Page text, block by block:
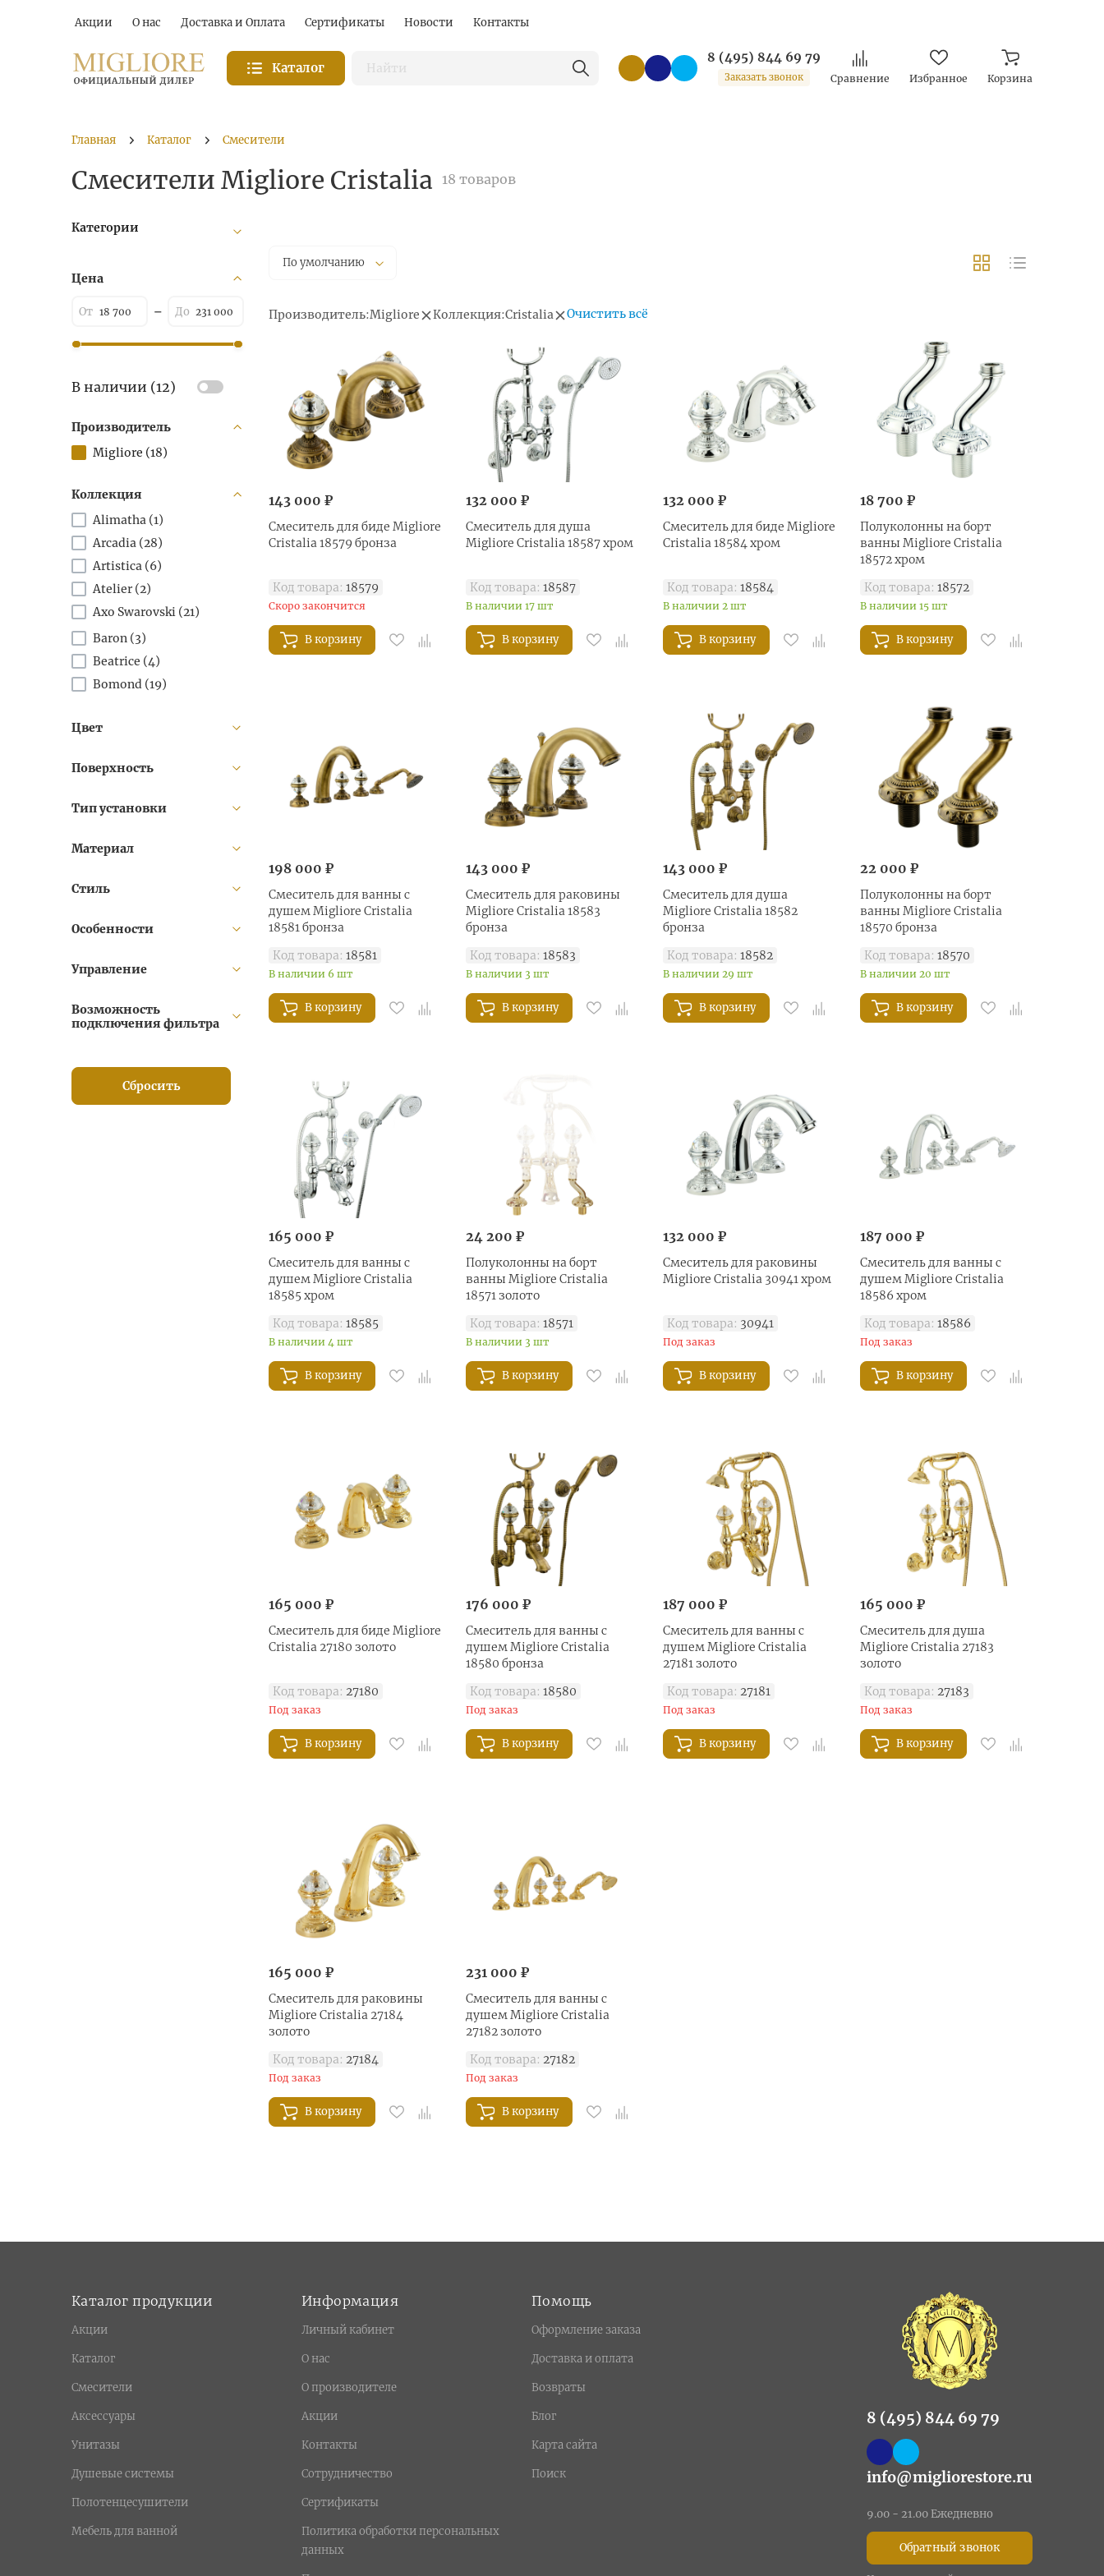
Акции О нас Доставка и Оплата Сертификаты Новости Контакты
Каталог
8 (495) 844 69 79
Заказать звонок Сравнение Избранное Корзина
Главная Каталог Смесители
Смесители Migliore Cristalia 18 товаров
По умолчанию
Производитель:Migliore Коллекция:Cristalia Очистить всё
143 000 ₽
Смеситель для биде Migliore
Cristalia 18579 бронза
Код товара: 18579
Скоро закончится
В корзину
132 000 ₽
Смеситель для душа
Migliore Cristalia 18587 хром
Код товара: 18587
В наличии 17 шт
В корзину
132 000 ₽
Смеситель для биде Migliore
Cristalia 18584 хром
Код товара: 18584
В наличии 2 шт
В корзину
18 700 ₽
Полуколонны на борт
ванны Migliore Cristalia
18572 хром
Код товара: 18572
В наличии 15 шт
В корзину
198 000 ₽
Смеситель для ванны с
душем Migliore Cristalia
18581 бронза
Код товара: 18581
В наличии 6 шт
В корзину
143 000 ₽
Смеситель для раковины
Migliore Cristalia 18583
бронза
Код товара: 18583
В наличии 3 шт
В корзину
143 000 ₽
Смеситель для душа
Migliore Cristalia 18582
бронза
Код товара: 18582
В наличии 29 шт
В корзину
22 000 ₽
Полуколонны на борт
ванны Migliore Cristalia
18570 бронза
Код товара: 18570
В наличии 20 шт
В корзину
165 000 ₽
Смеситель для ванны с
душем Migliore Cristalia
18585 хром
Код товара: 18585
В наличии 4 шт
В корзину
24 200 ₽
Полуколонны на борт
ванны Migliore Cristalia
18571 золото
Код товара: 18571
В наличии 3 шт
В корзину
132 000 ₽
Смеситель для раковины
Migliore Cristalia 30941 хром
Код товара: 30941
Под заказ
В корзину
187 000 ₽
Смеситель для ванны с
душем Migliore Cristalia
18586 хром
Код товара: 18586
Под заказ
В корзину
165 000 ₽
Смеситель для биде Migliore
Cristalia 27180 золото
Код товара: 27180
Под заказ
В корзину
176 000 ₽
Смеситель для ванны с
душем Migliore Cristalia
18580 бронза
Код товара: 18580
Под заказ
В корзину
187 000 ₽
Смеситель для ванны с
душем Migliore Cristalia
27181 золото
Код товара: 27181
Под заказ
В корзину
165 000 ₽
Смеситель для душа
Migliore Cristalia 27183
золото
Код товара: 27183
Под заказ
В корзину
165 000 ₽
Смеситель для раковины
Migliore Cristalia 27184
золото
Код товара: 27184
Под заказ
В корзину
231 000 ₽
Смеситель для ванны с
душем Migliore Cristalia
27182 золото
Код товара: 27182
Под заказ
В корзину
Категории
Цена
В наличии (12)
Производитель
Migliore (18)
Коллекция
Alimatha (1)
Arcadia (28)
Artistica (6)
Atelier (2)
Axo Swarovski (21)
Baron (3)
Beatrice (4)
Bomond (19)
Cristalia (
Ermitage (
Grazia (
King (
Korona Swarovski (
Laguna (8)
Lem (21)
25
Цвет
Поверхность
Тип установки
Материал
Стиль
Особенности
Управление
Возможность
подключения фильтра
Сбросить
Каталог продукции
Акции
Каталог
Смесители
Аксессуары
Унитазы
Душевые системы
Полотенцесушители
Мебель для ванной
Информация
Личный кабинет
О нас
О производителе
Акции
Контакты
Сотрудничество
Сертификаты
Политика обработки персональных
данных
Помощь
Оформление заказа
Доставка и оплата
Возвраты
Блог
Карта сайта
Поиск
8 (495) 844 69 79
info@migliorestore.ru
9.00 - 21.00 Ежедневно
Обратный звонок